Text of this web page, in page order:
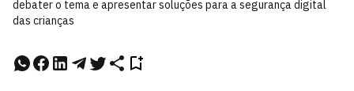
debater o tema e apresentar soluções para a segurança digital
das crianças